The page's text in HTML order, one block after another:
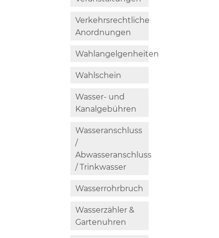
Verkehrsrechtliche
Anordnungen
Wahlangelgenheiten
Wahlschein
Wasser- und
Kanalgebühren
Wasseranschluss
/
Abwasseranschluss
/ Trinkwasser
Wasserrohrbruch
Wasserzähler &
Gartenuhren